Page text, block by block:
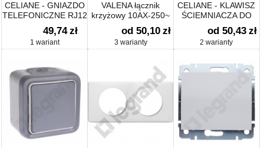
CELIANE - GNIAZDO
TELEFONICZNE RJ12
49,74 zł
1 wariant
VALENA łącznik
krzyżowy 10AX-250~
od 50,10 zł
3 warianty
CELIANE - KLAWISZ
ŚCIEMNIACZA DO
LAMP DIODOWYCH
od 50,43 zł
2 warianty